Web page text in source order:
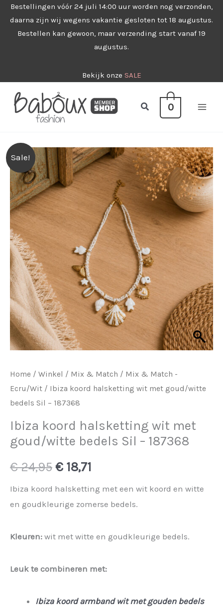
naar
Bestellingen vóór 24 juli 14:00 uur worden nog verzonden,
daarna zijn wij wegens vakantie gesloten tot 18 augustus.
Bestellen kan gewoon, maar verzending start vanaf 19
augustus.
Bekijk onze SALE
Zoeken0
Sale!
Home / Winkel / Mix & Match / Mix & Match -
Ecru/Wit / Ibiza koord halsketting wit met goud/witte
bedels Sil – 187368
Ibiza koord halsketting wit met
goud/witte bedels Sil – 187368
€24,95 Oorspronkelijke
prijs
was:
€ 24,95.
€ 18,71
prijs
€ 18,71.
Ibiza koord halsketting met een wit koord en witte
en goudkleurige zomerse bedels.
Kleuren: wit met witte en goudkleurige bedels.
Leuk te combineren met:
Ibiza koord armband wit met gouden bedels